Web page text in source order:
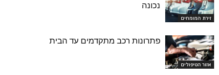
זירת המומחים
נכונה
אזור הטיפולים
פתרונות רכב מתקדמים עד הבית